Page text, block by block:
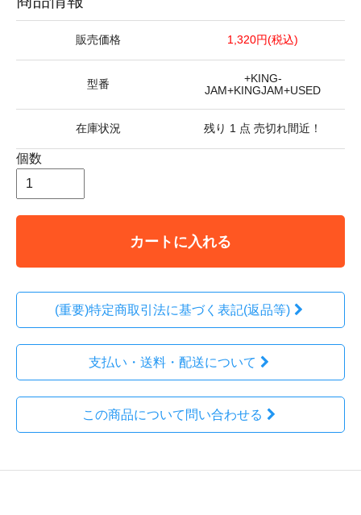
販売価格 1,320円(税込)
型番
+KING-
JAM+KINGJAM+USED
在庫状況 残り 1 点 売切れ間近！
個数
カートに入れる
(重要)特定商取引法に基づく表記(返品等)
支払い・送料・配送について
この商品について問い合わせる